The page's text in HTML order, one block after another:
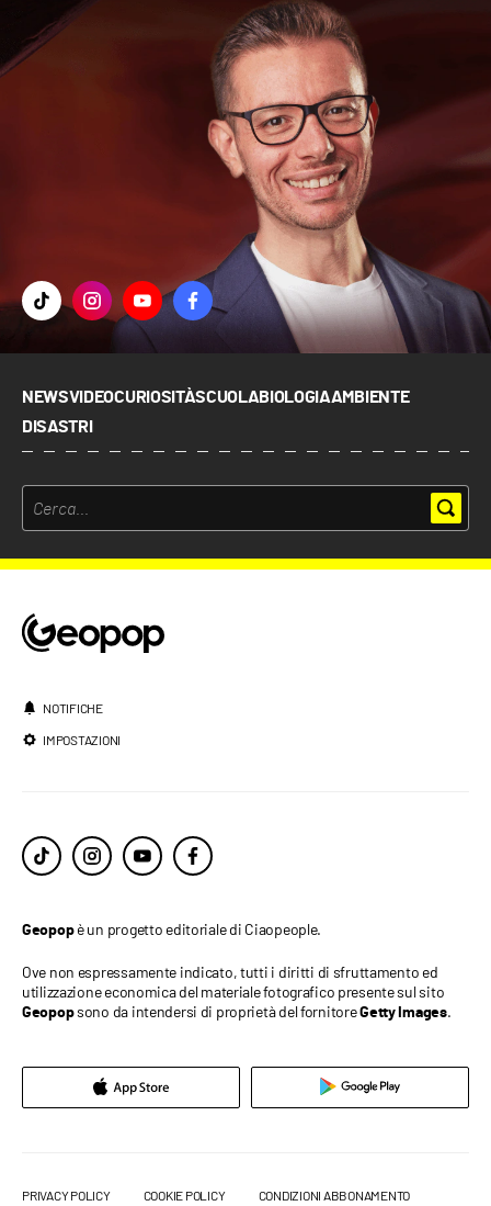
NEWSVIDEOCURIOSITÀSCUOLABIOLOGIAAMBIENTE
DISASTRI
NOTIFICHE
IMPOSTAZIONI
Geopopè un progetto editoriale di Ciaopeople.
Ove non espressamente indicato, tutti i diritti di sfruttamento ed
utilizzazione economica del materiale fotografico presente sul sito
Geopopsono da intendersi di proprietà del fornitoreGetty Images.
PRIVACY POLICY COOKIE POLICY CONDIZIONI ABBONAMENTO